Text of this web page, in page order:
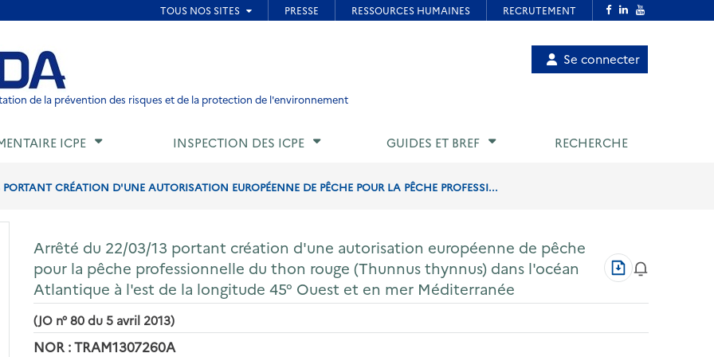
de page
de la prévention des risques et de la protection de l'environnement
Menu
utilisateur
Se connecter
ICPE INSPECTION DES ICPE GUIDES ET BREF RECHERCHE
CRÉATION D'UNE AUTORISATION EUROPÉENNE DE PÊCHE POUR LA PÊCHE PROFESSI...
Arrêté du 22/03/13 portant création d'une autorisation européenne de pêche
pour la pêche professionnelle du thon rouge (Thunnus thynnus) dans l'océan
Atlantique à l'est de la longitude 45° Ouest et en mer Méditerranée
Télécharger
au
(JO n° 80 du 5 avril 2013)
NOR : TRAM1307260A